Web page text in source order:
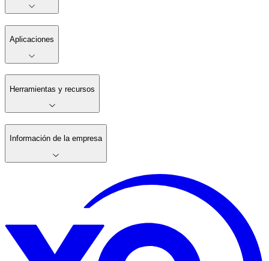
Aplicaciones
Herramientas y recursos
Información de la empresa